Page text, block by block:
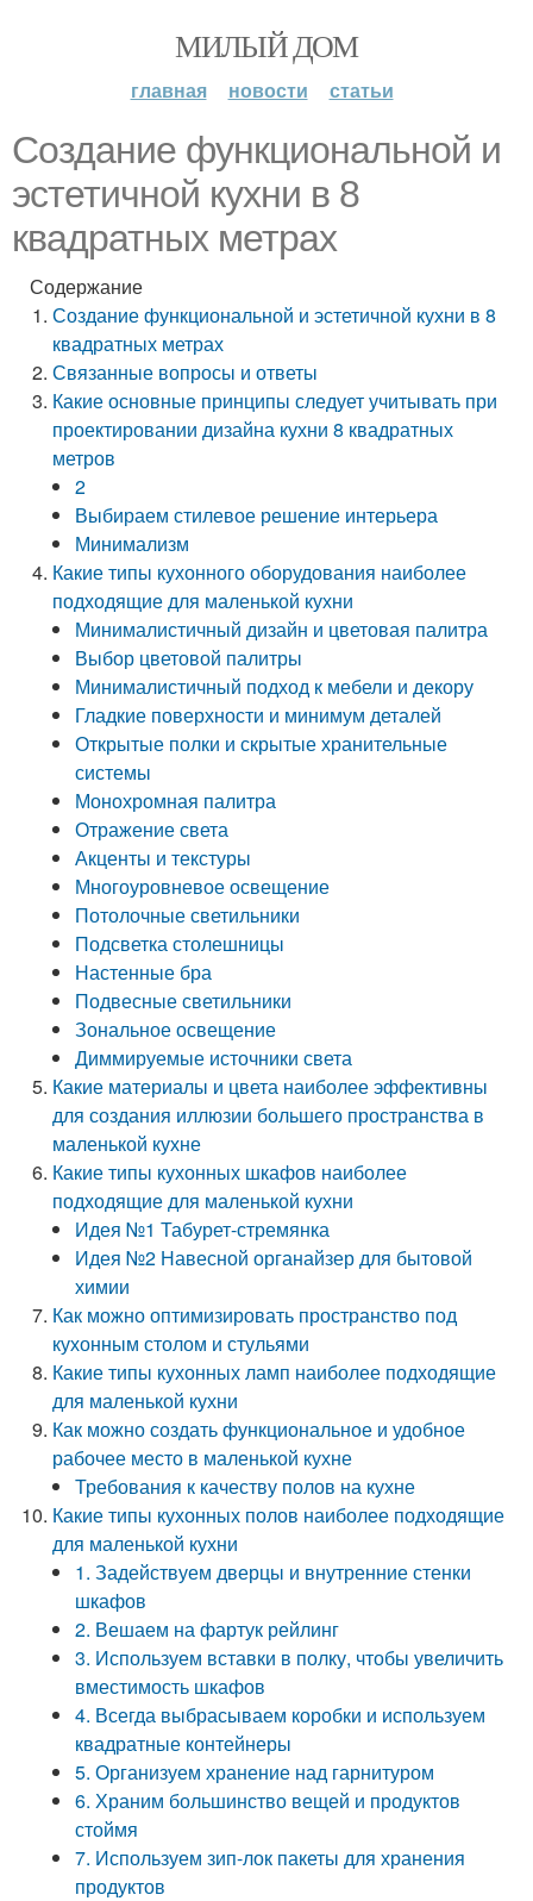
МИЛЫЙ ДОМ
главная новости статьи
Создание функциональной и
эстетичной кухни в 8
квадратных метрах
Содержание
Создание функциональной и эстетичной кухни в 8
квадратных метрах
Связанные вопросы и ответы
Какие основные принципы следует учитывать при
проектировании дизайна кухни 8 квадратных
метров
2
Выбираем стилевое решение интерьера
Минимализм
Какие типы кухонного оборудования наиболее
подходящие для маленькой кухни
Минималистичный дизайн и цветовая палитра
Выбор цветовой палитры
Минималистичный подход к мебели и декору
Гладкие поверхности и минимум деталей
Открытые полки и скрытые хранительные
системы
Монохромная палитра
Отражение света
Акценты и текстуры
Многоуровневое освещение
Потолочные светильники
Подсветка столешницы
Настенные бра
Подвесные светильники
Зональное освещение
Диммируемые источники света
Какие материалы и цвета наиболее эффективны
для создания иллюзии большего пространства в
маленькой кухне
Какие типы кухонных шкафов наиболее
подходящие для маленькой кухни
Идея №1 Табурет-стремянка
Идея №2 Навесной органайзер для бытовой
химии
Как можно оптимизировать пространство под
кухонным столом и стульями
Какие типы кухонных ламп наиболее подходящие
для маленькой кухни
Как можно создать функциональное и удобное
рабочее место в маленькой кухне
Требования к качеству полов на кухне
Какие типы кухонных полов наиболее подходящие
для маленькой кухни
1. Задействуем дверцы и внутренние стенки
шкафов
2. Вешаем на фартук рейлинг
3. Используем вставки в полку, чтобы увеличить
вместимость шкафов
4. Всегда выбрасываем коробки и используем
квадратные контейнеры
5. Организуем хранение над гарнитуром
6. Храним большинство вещей и продуктов
стоймя
7. Используем зип-лок пакеты для хранения
продуктов